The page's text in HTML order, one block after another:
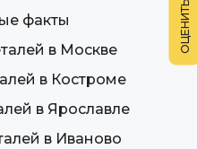
факты
в Москве
в Костроме
в Ярославле
в Иваново